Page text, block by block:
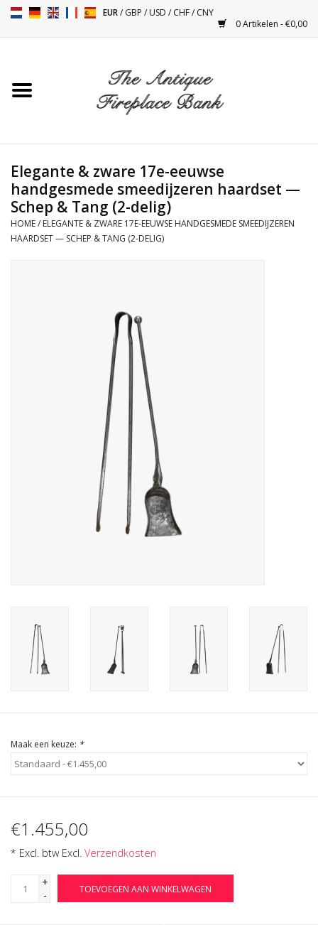
EUR/GBP /USD /CHF/CNY
0 Artikelen - €0,00
Toebehoren
Kacheltjes
Tafels
Vloeren - Steen, Terra Cotta
Cadeau Bonnen
Elegante & zware 17e-eeuwse
handgesmede smeedijzeren haardset —
Schep & Tang (2-delig)
HOME/ ELEGANTE & ZWARE 17E-EEUWSE HANDGESMEDE SMEEDIJZEREN
HAARDSET — SCHEP & TANG (2-DELIG)
Maak een keuze: *
€1.455,00
* Excl. btw Excl. Verzendkosten
+
-
TOEVOEGEN AAN WINKELWAGEN